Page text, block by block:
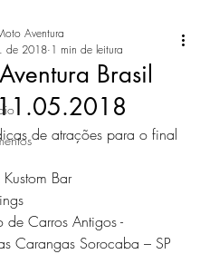
Brasil
Aventura
de 2018 1 min de leitura
de atrações para o final
Bar
de Carros Antigos -
Carangas Sorocaba – SP